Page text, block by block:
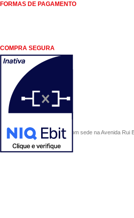
FORMAS DE PAGAMENTO
COMPRA SEGURA
COMERCIAL SÃO PAULO, com sede na Avenida